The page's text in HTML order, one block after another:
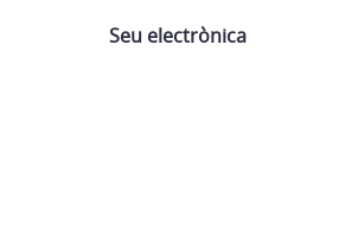
Seu electrònica